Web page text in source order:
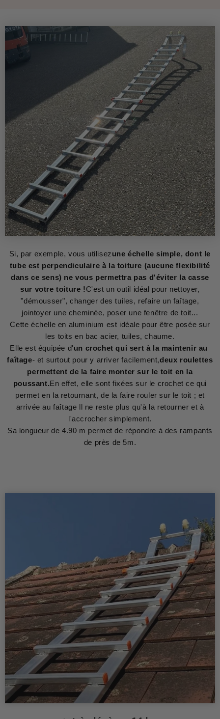
Si, par exemple, vous utilisezune échelle simple, dont le
tube est perpendiculaire à la toiture (aucune flexibilité
dans ce sens) ne vous permettra pas d'éviter la casse
sur votre toiture !C'est un outil idéal pour nettoyer,
"démousser", changer des tuiles, refaire un faîtage,
jointoyer une cheminée, poser une fenêtre de toit...
Cette échelle en aluminium est idéale pour être posée sur
les toits en bac acier, tuiles, chaume.
Elle est équipée d'un crochet qui sert à la maintenir au
faîtage- et surtout pour y arriver facilement,deux roulettes
permettent de la faire monter sur le toit en la
poussant.En effet, elle sont fixées sur le crochet ce qui
permet en la retournant, de la faire rouler sur le toit ; et
arrivée au faîtage ll ne reste plus qu'à la retourner et à
l'accrocher simplement.
Sa longueur de 4.90 m permet de répondre à des rampants
de près de 5m.